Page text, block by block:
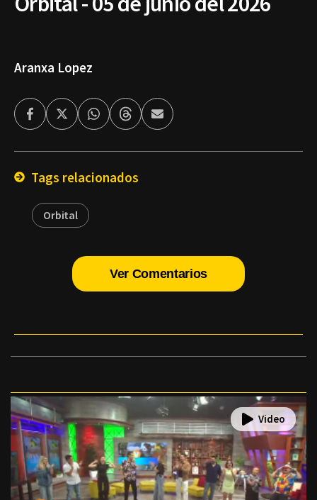
Aranxa Lopez
FacebookTwitterWhatsappThreadsEnviar
por
Tags relacionados
Orbital
Ver Comentarios